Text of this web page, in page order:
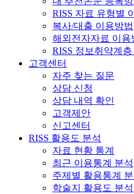
RISS 자료 유형별
복사/대출 이용방법
해외전자자료 이용
RISS 정보취약계
고객센터
자주 찾는 질문
상담 신청
상담 내역 확인
고객제안
신고센터
RISS 활용도 분석
자료 현황 통계
최근 이용통계 분석
주제별 활용통계
학술지 활용도 분석